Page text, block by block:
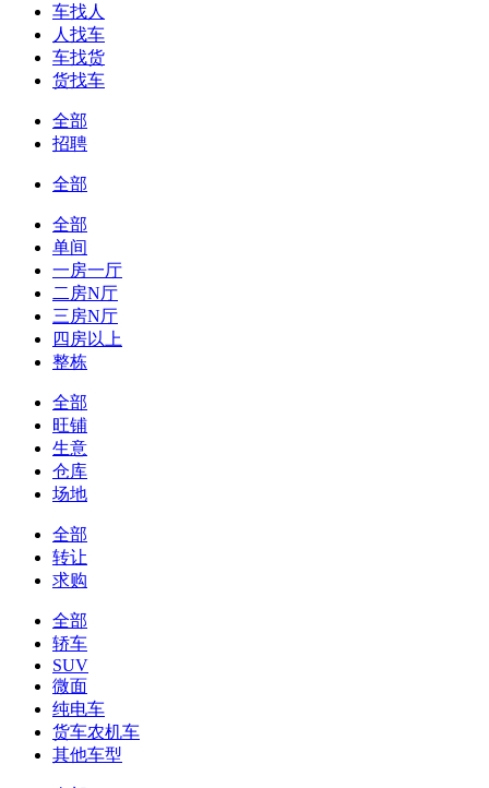
车找人
人找车
车找货
货找车
全部
招聘
全部
全部
单间
一房一厅
二房N厅
三房N厅
四房以上
整栋
全部
旺铺
生意
仓库
场地
全部
转让
求购
全部
轿车
SUV
微面
纯电车
货车农机车
其他车型